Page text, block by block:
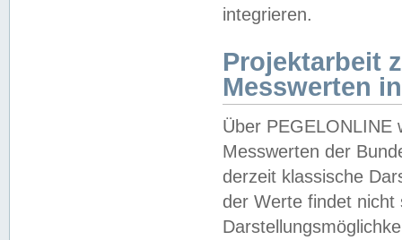
integrieren.
Projektarbeit
Messwerten
Über PEGELONLINE
Messwerten der
derzeit klassische
der Werte findet